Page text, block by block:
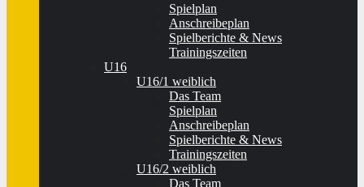
Spielplan
Anschreibeplan
Spielberichte & News
Trainingszeiten
U16
U16/1 weiblich
Das Team
Spielplan
Anschreibeplan
Spielberichte & News
Trainingszeiten
U16/2 weiblich
Das Team